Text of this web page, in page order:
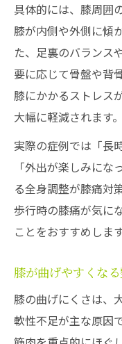
具体的には、膝周囲
膝が内側や外側に傾
た、足裏のバランス
要に応じて骨盤や背
膝にかかるストレス
大幅に軽減されます。
実際の症例では「長
「外出が楽しみに
る全身調整が膝痛対
歩行時の膝痛が気に
ことをおすすめします
膝が曲げやすくな
膝の曲げにくさは、
軟性不足が主な原因